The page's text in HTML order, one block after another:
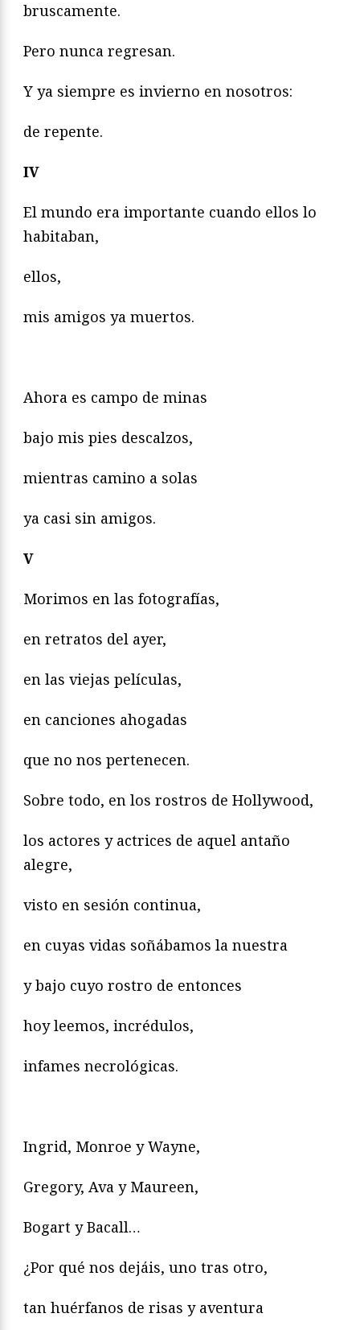
bruscamente.
Pero nunca regresan.
Y ya siempre es invierno en nosotros:
de repente.
IV
El mundo era importante cuando ellos lo
habitaban,
ellos,
mis amigos ya muertos.
Ahora es campo de minas
bajo mis pies descalzos,
mientras camino a solas
ya casi sin amigos.
V
Morimos en las fotografías,
en retratos del ayer,
en las viejas películas,
en canciones ahogadas
que no nos pertenecen.
Sobre todo, en los rostros de Hollywood,
los actores y actrices de aquel antaño
alegre,
visto en sesión continua,
en cuyas vidas soñábamos la nuestra
y bajo cuyo rostro de entonces
hoy leemos, incrédulos,
infames necrológicas.
Ingrid, Monroe y Wayne,
Gregory, Ava y Maureen,
Bogart y Bacall…
¿Por qué nos dejáis, uno tras otro,
tan huérfanos de risas y aventura